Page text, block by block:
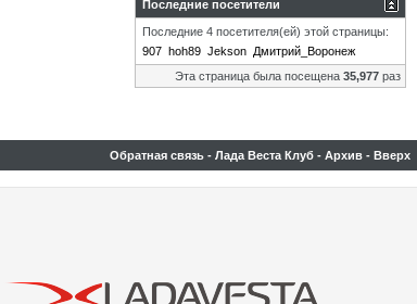
Последние посетители
Последние 4 посетителя(ей) этой страницы:
907 hoh89 Jekson Дмитрий_Воронеж
Эта страница была посещена 35,977 раз
Обратная связь - Лада Веста Клуб - Архив - Вверх